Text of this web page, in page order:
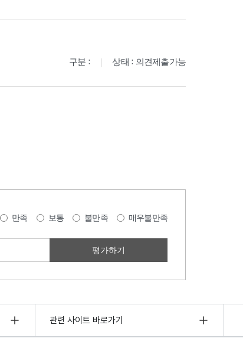
구분 : 상태 : 의견제출가능
만족 보통 불만족 매우불만족
관련 사이트 바로가기